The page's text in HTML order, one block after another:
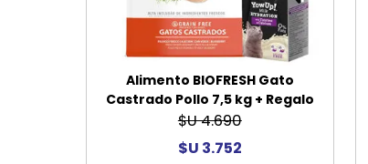
Alimento BIOFRESH Gato
Castrado Pollo 7,5 kg + Regalo
$U 4.690
$U 3.752